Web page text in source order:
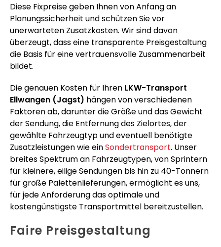
Diese Fixpreise geben Ihnen von Anfang an
Planungssicherheit und schützen Sie vor
unerwarteten Zusatzkosten. Wir sind davon
überzeugt, dass eine transparente Preisgestaltung
die Basis für eine vertrauensvolle Zusammenarbeit
bildet.
Die genauen Kosten für Ihren LKW-Transport
Ellwangen (Jagst) hängen von verschiedenen
Faktoren ab, darunter die Größe und das Gewicht
der Sendung, die Entfernung des Zielortes, der
gewählte Fahrzeugtyp und eventuell benötigte
Zusatzleistungen wie einSondertransport. Unser
breites Spektrum an Fahrzeugtypen, von Sprintern
für kleinere, eilige Sendungen bis hin zu 40-Tonnern
für große Palettenlieferungen, ermöglicht es uns,
für jede Anforderung das optimale und
kostengünstigste Transportmittel bereitzustellen.
Faire Preisgestaltung